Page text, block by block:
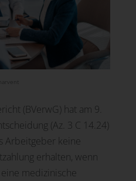
(BVerwG) hat am 9.
(Az. 3 C 14.24)
Arbeitgeber keine
erhalten, wenn
medizinische